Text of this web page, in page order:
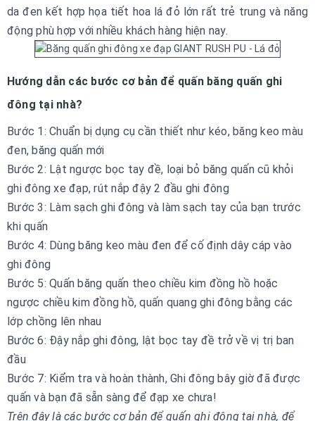
da đen kết hợp họa tiết hoa lá đỏ lớn rất trẻ trung và năng
động phù hợp với nhiều khách hàng hiện nay.
Hướng dẫn các bước cơ bản để quấn băng quấn ghi
đông tại nhà?
Bước 1: Chuẩn bị dụng cụ cần thiết như kéo, băng keo màu
đen, băng quấn mới
Bước 2: Lật ngược bọc tay đề, loại bỏ băng quấn cũ khỏi
ghi đông xe đạp, rút nắp đậy 2 đầu ghi đông
Bước 3: Làm sạch ghi đông và làm sạch tay của bạn trước
khi quấn
Bước 4: Dùng băng keo màu đen để cố định dây cáp vào
ghi đông
Bước 5: Quấn băng quấn theo chiều kim đồng hồ hoặc
ngược chiều kim đồng hồ, quấn quang ghi đông bằng các
lớp chồng lên nhau
Bước 6: Đậy nắp ghi đông, lật bọc tay đề trở về vị trị ban
đầu
Bước 7: Kiểm tra và hoàn thành, Ghi đông bây giờ đã được
quấn và bạn đã sẵn sàng để đạp xe chưa!
Trên đây là các bước cơ bản để quấn ghi đông tại nhà, để